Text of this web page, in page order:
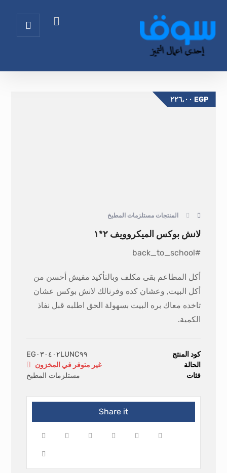
المنتجات مستلزمات المطبخ
لانش بوكس الميكروويف ٢*١
EGP
#back_to_school
أكل المطاعم بقى مكلف وبالتأكيد مفيش أحسن من
أكل البيت, وعشان كده وفرنالك لانش بوكس عشان
تاخده معاك بره البيت بسهولة الحق اطلبه قبل نفاذ
الكمية.
كود المنتج
EG٠٣٠٤٠٢LUNC٩٩
الحالة
غير متوفر في المخزون
فئات
مستلزمات المطبخ